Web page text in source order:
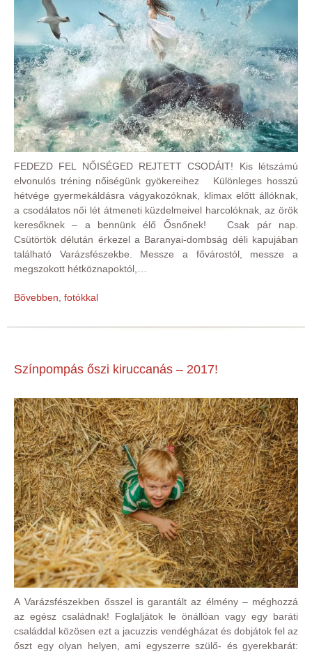
FEDEZD FEL NŐISÉGED REJTETT CSODÁIT! Kis létszámú
elvonulós tréning nőiségünk gyökereihez Különleges hosszú
hétvége gyermekáldásra vágyakozóknak, klimax előtt állóknak,
a csodálatos női lét átmeneti küzdelmeivel harcolóknak, az örök
keresőknek – a bennünk élő Ősnőnek! Csak pár nap.
Csütörtök délután érkezel a Baranyai-dombság déli kapujában
található Varázsfészekbe. Messze a fővárostól, messze a
megszokott hétköznapoktól,…
Bõvebben, fotókkal
Színpompás őszi kiruccanás – 2017!
A Varázsfészekben ősszel is garantált az élmény – méghozzá
az egész családnak! Foglaljátok le önállóan vagy egy baráti
családdal közösen ezt a jacuzzis vendégházat és dobjátok fel az
őszt egy olyan helyen, ami egyszerre szülő- és gyerekbarát: